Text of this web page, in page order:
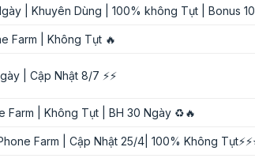
| Khuyên Dùng | 100% không Tụt | Bonus
Farm | Không Tụt 🔥
| Cập Nhật 8/7 ⚡⚡
Farm | Không Tụt | BH 30 Ngày ♻️🔥
Farm | Cập Nhật 25/4| 100% Không